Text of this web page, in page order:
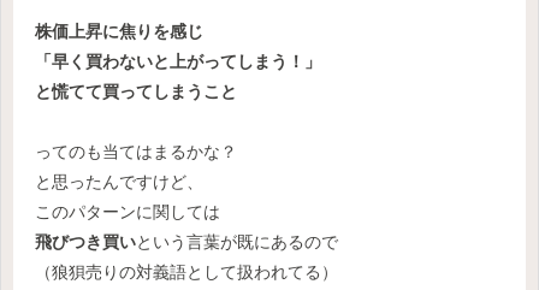
株価上昇に焦りを感じ
「早く買わないと上がってしまう！」
と慌てて買ってしまうこと
ってのも当てはまるかな？
と思ったんですけど、
このパターンに関しては
飛びつき買いという言葉が既にあるので
（狼狽売りの対義語として扱われてる）